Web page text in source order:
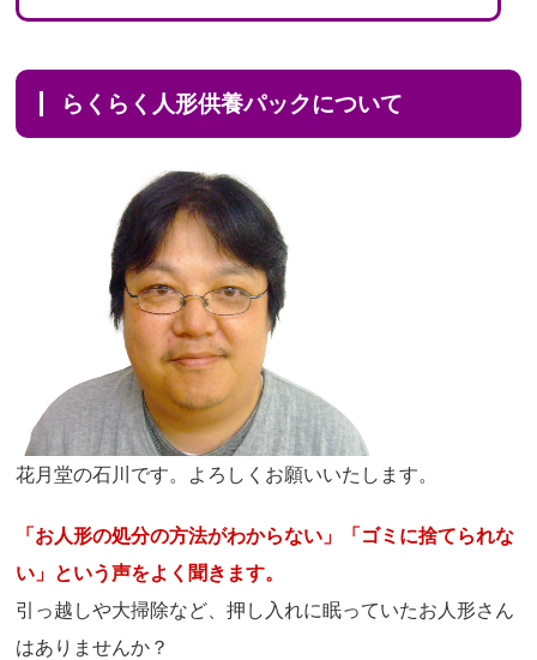
らくらく人形供養パックについて
花月堂の石川です。よろしくお願いいたします。
「お人形の処分の方法がわからない」「ゴミに捨てられな
い」という声をよく聞きます。
引っ越しや大掃除など、押し入れに眠っていたお人形さん
はありませんか？